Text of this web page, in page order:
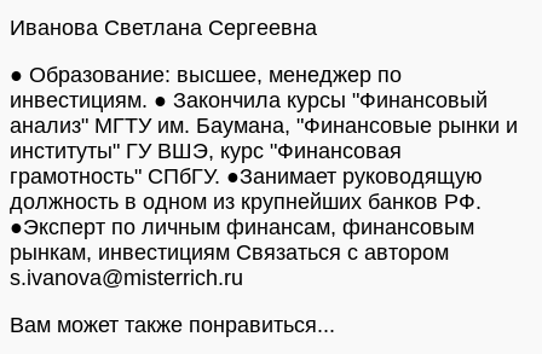
Иванова Светлана Сергеевна
● Образование: высшее, менеджер по
инвестициям. ● Закончила курсы "Финансовый
анализ" МГТУ им. Баумана, "Финансовые рынки и
институты" ГУ ВШЭ, курс "Финансовая
грамотность" СПбГУ. ●Занимает руководящую
должность в одном из крупнейших банков РФ.
●Эксперт по личным финансам, финансовым
рынкам, инвестициям Связаться с автором
s.ivanova@misterrich.ru
Вам может также понравиться...